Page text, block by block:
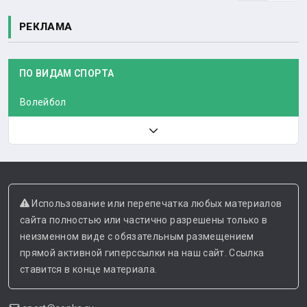
РЕКЛАМА
ПО ВИДАМ СПОРТА
Волейбол
Использование или перепечатка любых материалов
сайта полностью или частично разрешены только в
неизменном виде с обязательным размещением
прямой активной гиперссылки на наш сайт. Ссылка
ставится в конце материала.